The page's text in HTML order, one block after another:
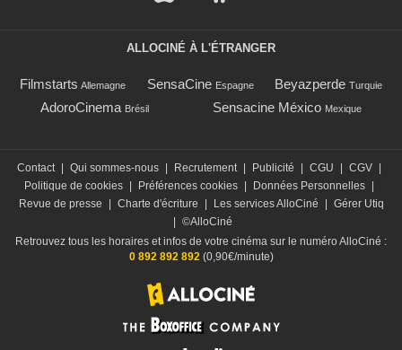
ALLOCINÉ À L'ÉTRANGER
Filmstarts Allemagne SensaCine Espagne Beyazperde Turquie
AdoroCinema Brésil Sensacine México Mexique
Contact Qui sommes-nous Recrutement Publicité CGU CGV
Politique de cookies
Préférences cookies Données Personnelles
Revue de presse
Charte d'écriture Les services AlloCiné
Gérer Utiq
©AlloCiné
Retrouvez tous les horaires et infos de votre cinéma sur le numéro AlloCiné :
0 892 892 892(0,90€/minute)